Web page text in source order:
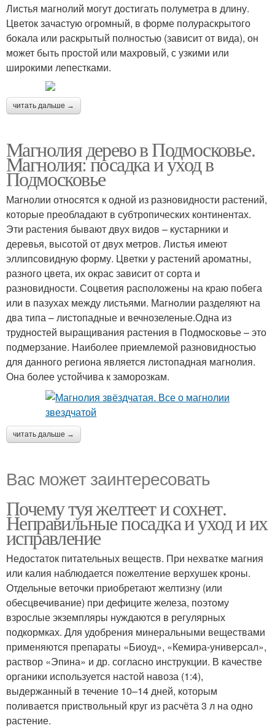
Листья магнолий могут достигать полуметра в длину.
Цветок зачастую огромный, в форме полураскрытого
бокала или раскрытый полностью (зависит от вида), он
может быть простой или махровый, с узкими или
широкими лепестками.
читать дальше →
Магнолия дерево в Подмосковье.
Магнолия: посадка и уход в
Подмосковье
Магнолии относятся к одной из разновидности растений,
которые преобладают в субтропических континентах.
Эти растения бывают двух видов – кустарники и
деревья, высотой от двух метров. Листья имеют
эллипсовидную форму. Цветки у растений ароматны,
разного цвета, их окрас зависит от сорта и
разновидности. Соцветия расположены на краю побега
или в пазухах между листьями. Магнолии разделяют на
два типа – листопадные и вечнозеленые.Одна из
трудностей выращивания растения в Подмосковье – это
подмерзание. Наиболее приемлемой разновидностью
для данного региона является листопадная магнолия.
Она более устойчива к заморозкам.
читать дальше →
Вас может заинтересовать
Почему туя желтеет и сохнет.
Неправильные посадка и уход и их
исправление
Недостаток питательных веществ. При нехватке магния
или калия наблюдается пожелтение верхушек кроны.
Отдельные веточки приобретают желтизну (или
обесцвечивание) при дефиците железа, поэтому
взрослые экземпляры нуждаются в регулярных
подкормках. Для удобрения минеральными веществами
применяются препараты «Биоуд», «Кемира-универсал»,
раствор «Эпина» и др. согласно инструкции. В качестве
органики используется настой навоза (1:4),
выдержанный в течение 10–14 дней, которым
поливается приствольный круг из расчёта 3 л на одно
растение.